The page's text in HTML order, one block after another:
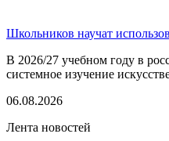
Школьников научат
В 2026/27 учебном году в
системное изучение
06.08.2026
Лента новостей